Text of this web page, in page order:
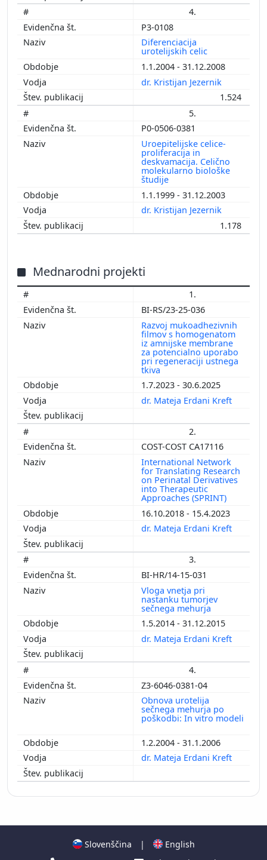
4.
P3-0108
Diferenciacija
urotelijskih celic
1.1.2004 - 31.12.2008
dr. Kristijan Jezernik
1.524
5.
P0-0506-0381
Uroepitelijske celice-
proliferacija in
deskvamacija. Celično
molekularno biološke
študije
1.1.1999 - 31.12.2003
dr. Kristijan Jezernik
1.178
Mednarodni projekti
1.
BI-RS/23-25-036
Razvoj mukoadhezivnih
filmov s homogenatom
iz amnijske membrane
za potencialno uporabo
pri regeneraciji ustnega
tkiva
1.7.2023 - 30.6.2025
dr. Mateja Erdani Kreft
2.
COST-COST CA17116
International Network
for Translating Research
on Perinatal Derivatives
into Therapeutic
Approaches (SPRINT)
16.10.2018 - 15.4.2023
dr. Mateja Erdani Kreft
3.
BI-HR/14-15-031
Vloga vnetja pri
nastanku tumorjev
sečnega mehurja
1.5.2014 - 31.12.2015
dr. Mateja Erdani Kreft
4.
Z3-6046-0381-04
Obnova urotelija
sečnega mehurja po
poškodbi: In vitro modeli
1.2.2004 - 31.1.2006
dr. Mateja Erdani Kreft
Slovenščina |
English